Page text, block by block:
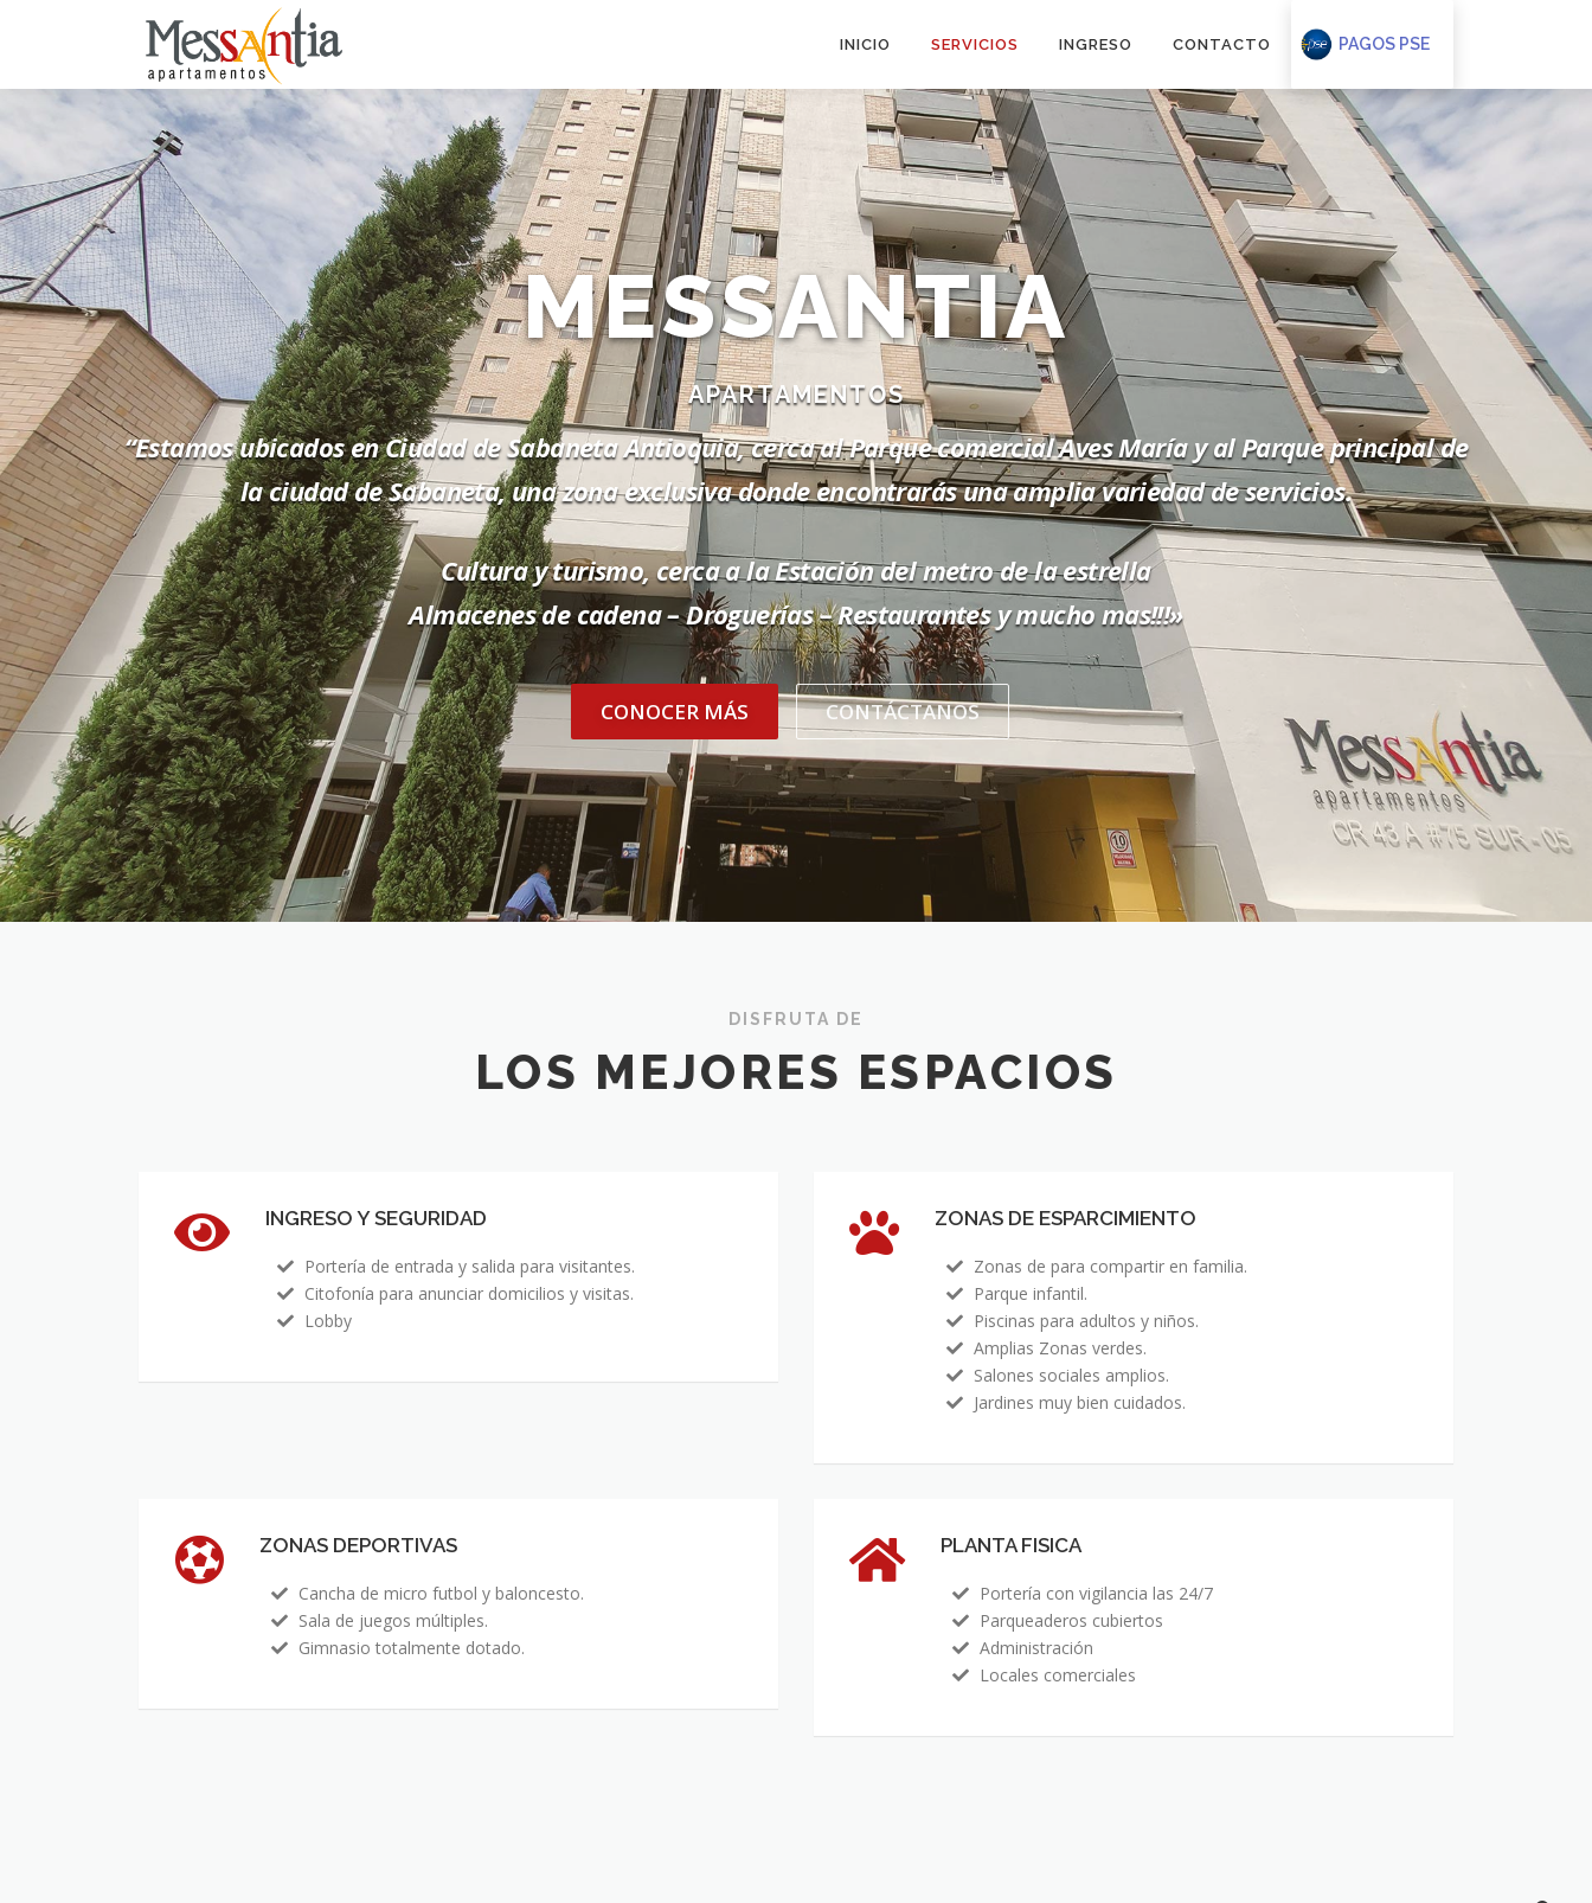
INICIO SERVICIOS INGRESO CONTACTO PAGOS PSE
MESSANTIA
APARTAMENTOS
“Estamos ubicados en Ciudad de Sabaneta Antioquia, cerca al Parque comercial Aves María y al Parque principal de
la ciudad de Sabaneta, una zona exclusiva donde encontrarás una amplia variedad de servicios.
Cultura y turismo, cerca a la Estación del metro de la estrella
Almacenes de cadena – Droguerías – Restaurantes y mucho mas!!!»
CONOCER MÁS CONTÁCTANOS
DISFRUTA DE
LOS MEJORES ESPACIOS
INGRESO Y SEGURIDAD
Portería de entrada y salida para visitantes.
Citofonía para anunciar domicilios y visitas.
Lobby
ZONAS DE ESPARCIMIENTO
Zonas de para compartir en familia.
Parque infantil.
Piscinas para adultos y niños.
Amplias Zonas verdes.
Salones sociales amplios.
Jardines muy bien cuidados.
ZONAS DEPORTIVAS
Cancha de micro futbol y baloncesto.
Sala de juegos múltiples.
Gimnasio totalmente dotado.
PLANTA FISICA
Portería con vigilancia las 24/7
Parqueaderos cubiertos
Administración
Locales comerciales